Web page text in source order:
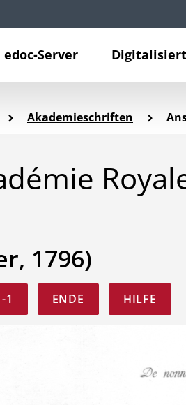
edoc-Server
Akademieschriften
1796)
-1 ENDE HILFE